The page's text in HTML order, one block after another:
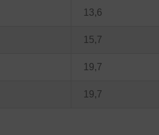
13,6
15,7
19,7
19,7